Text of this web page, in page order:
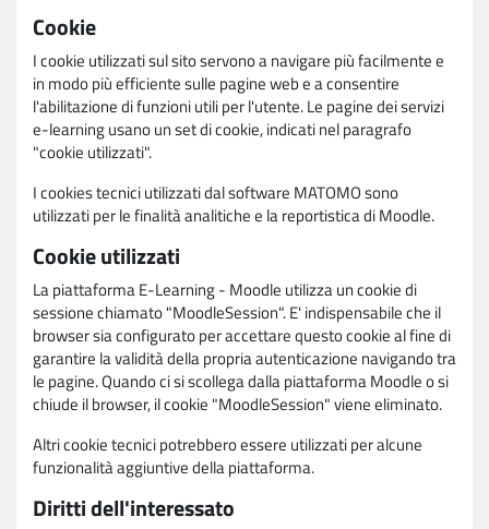
Cookie
I cookie utilizzati sul sito servono a navigare più facilmente e
in modo più efficiente sulle pagine web e a consentire
l'abilitazione di funzioni utili per l'utente. Le pagine dei servizi
e-learning usano un set di cookie, indicati nel paragrafo
"cookie utilizzati".
I cookies tecnici utilizzati dal software MATOMO sono
utilizzati per le finalità analitiche e la reportistica di Moodle.
Cookie utilizzati
La piattaforma E-Learning - Moodle utilizza un cookie di
sessione chiamato "MoodleSession". E' indispensabile che il
browser sia configurato per accettare questo cookie al fine di
garantire la validità della propria autenticazione navigando tra
le pagine. Quando ci si scollega dalla piattaforma Moodle o si
chiude il browser, il cookie "MoodleSession" viene eliminato.
Altri cookie tecnici potrebbero essere utilizzati per alcune
funzionalità aggiuntive della piattaforma.
Diritti dell'interessato